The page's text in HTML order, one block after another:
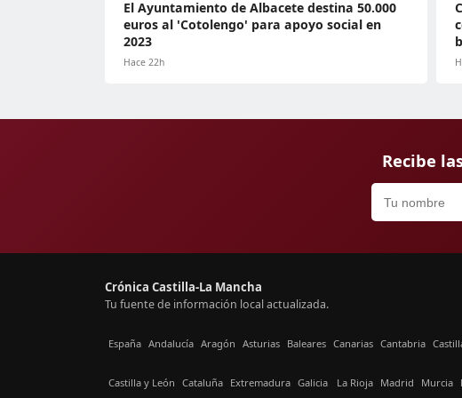
El Ayuntamiento de Albacete destina 50.000
euros al 'Cotolengo' para apoyo social en
2023
Hace 22h
Recibe
Crónica Castilla-La Mancha
Tu fuente de información local actualizada.
España Andalucía Aragón Asturias Baleares Canarias Cantabria
Castilla y León Cataluña Extremadura Galicia La Rioja Madrid Murcia